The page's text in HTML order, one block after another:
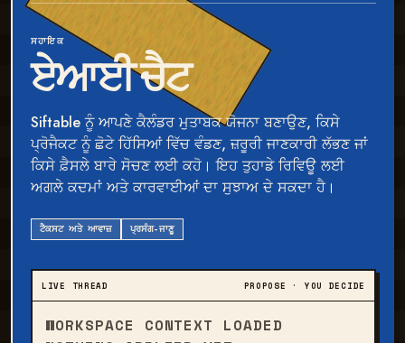
ਸਹਾਇਕ
ਏਆਈ ਚੈਟ
Siftable ਨੂੰ ਆਪਣੇ ਕੈਲੰਡਰ ਮੁਤਾਬਕ ਯੋਜਨਾ ਬਣਾਉਣ, ਕਿਸੇ
ਪ੍ਰੋਜੈਕਟ ਨੂੰ ਛੋਟੇ ਹਿੱਸਿਆਂ ਵਿੱਚ ਵੰਡਣ, ਜ਼ਰੂਰੀ ਜਾਣਕਾਰੀ ਲੱਭਣ ਜਾਂ
ਕਿਸੇ ਫ਼ੈਸਲੇ ਬਾਰੇ ਸੋਚਣ ਲਈ ਕਹੋ। ਇਹ ਤੁਹਾਡੇ ਰਿਵਿਊ ਲਈ
ਅਗਲੇ ਕਦਮਾਂ ਅਤੇ ਕਾਰਵਾਈਆਂ ਦਾ ਸੁਝਾਅ ਦੇ ਸਕਦਾ ਹੈ।
ਟੈਕਸਟ ਅਤੇ ਆਵਾਜ਼ ਪ੍ਰਸੰਗ-ਜਾਣੂ
LIVE THREAD PROPOSE · YOU DECIDE
WORKSPACE CONTEXT LOADED